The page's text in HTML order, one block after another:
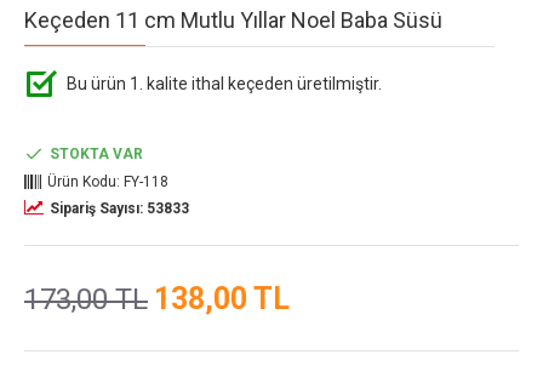
Keçeden 11 cm Mutlu Yıllar Noel Baba Süsü
Bu ürün 1. kalite ithal keçeden üretilmiştir.
138,00 TL
173,00 TL
STOKTA VAR
Ürün Kodu: FY-118
Sipariş Sayısı: 53833